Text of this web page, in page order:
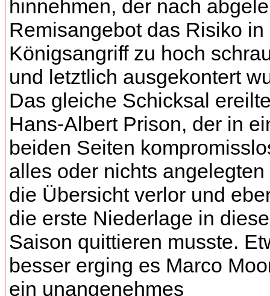
hinnehmen, der nach
Remisangebot das Risiko in
Königsangriff zu hoch
und letztlich ausgekontert
Das gleiche Schicksal
Hans-Albert Prison, der in
beiden Seiten
alles oder nichts angelegten
die Übersicht verlor und
die erste Niederlage in
Saison quittieren musste.
besser erging es Marco
ein unangenehmes